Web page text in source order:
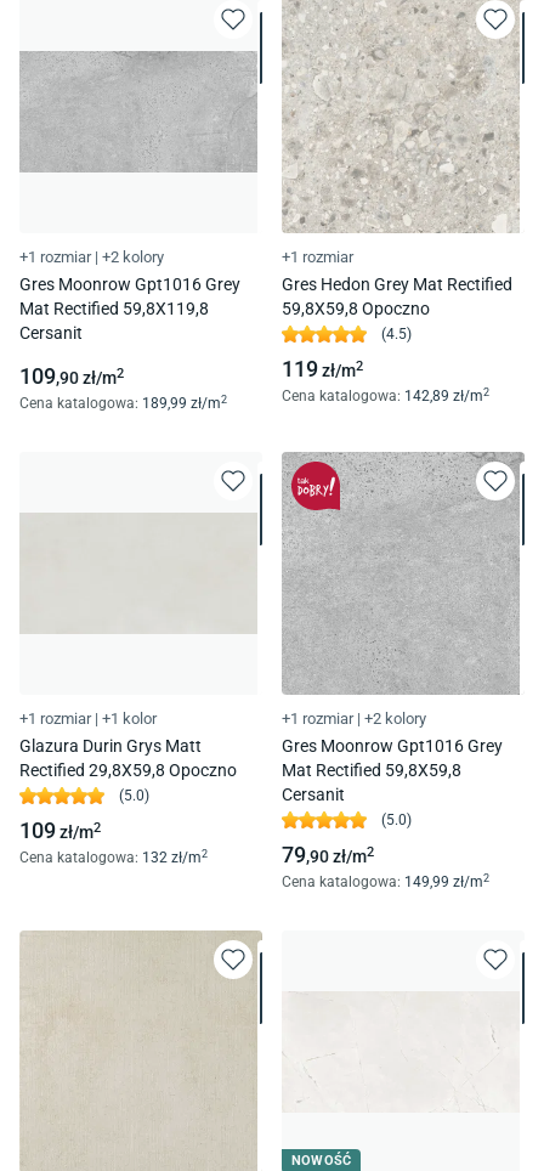
+1 rozmiar | +2 kolory
Gres Moonrow Gpt1016 Grey
Mat Rectified 59,8X119,8
Cersanit
109,90zł/m2
Cena katalogowa: 189,99 zł/m2
+1 rozmiar
Gres Hedon Grey Mat Rectified
59,8X59,8 Opoczno
(4.5)
119zł/m2
Cena katalogowa: 142,89 zł/m2
+1 rozmiar | +1 kolor
Glazura Durin Grys Matt
Rectified 29,8X59,8 Opoczno
(5.0)
109zł/m2
Cena katalogowa: 132 zł/m2
+1 rozmiar | +2 kolory
Gres Moonrow Gpt1016 Grey
Mat Rectified 59,8X59,8
Cersanit
(5.0)
79,90zł/m2
Cena katalogowa: 149,99 zł/m2
NOWOŚĆ